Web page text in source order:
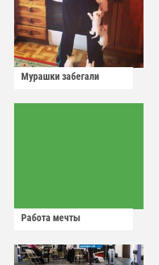
Мурашки забегали
Работа мечты